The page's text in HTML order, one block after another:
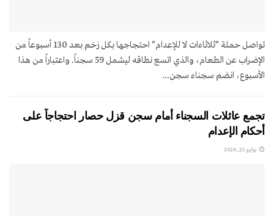
تواصل حملة "ثلاثاءات لا للإعدام" احتجاجها بكل زخم بعد 130 أسبوعاً من
الإضراب عن الطعام، والذي اتسع نطاقه ليشمل 59 سجناً. واعتباراً من هذا
الأسبوع، انضم سجناء سجن...
تجمع عائلات السجناء أمام سجن قزل حصار احتجاجاً على
أحكام الإعدام
يوليو 21, 2026